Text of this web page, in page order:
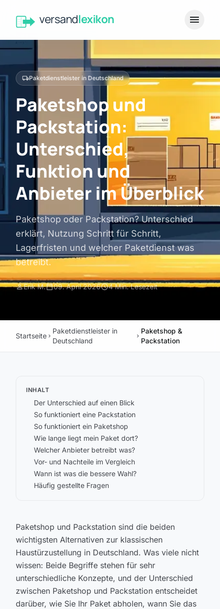
versandlexikon menu
local_shippingPaketdienstleister in Deutschland
Paketshop und
Packstation:
Unterschied,
Funktion und
Anbieter im Überblick
Paketshop oder Packstation? Unterschied
erklärt, Nutzung Schritt für Schritt,
Lagerfristen und welcher Paketdienst was
betreibt.
personErik M.calendar_today09. April 2026schedule4 Min. Lesezeit
Startseite chevron_right
Paketdienstleister in
Deutschland
chevron_right
Paketshop &
Packstation
INHALT
Der Unterschied auf einen Blick
So funktioniert eine Packstation
So funktioniert ein Paketshop
Wie lange liegt mein Paket dort?
Welcher Anbieter betreibt was?
Vor- und Nachteile im Vergleich
Wann ist was die bessere Wahl?
Häufig gestellte Fragen
Paketshop und Packstation sind die beiden
wichtigsten Alternativen zur klassischen
Haustürzustellung in Deutschland. Was viele nicht
wissen: Beide Begriffe stehen für sehr
unterschiedliche Konzepte, und der Unterschied
zwischen Paketshop und Packstation entscheidet
darüber, wie Sie Ihr Paket abholen, wann Sie das